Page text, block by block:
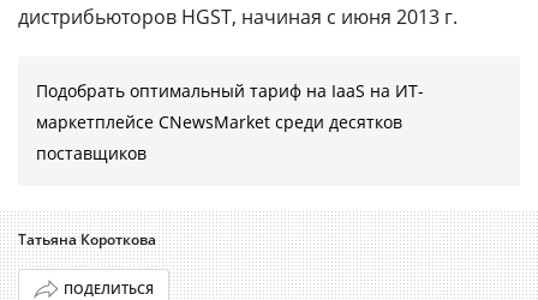
дистрибьюторов HGST, начиная с июня 2013 г.
Подобрать оптимальный тариф на IaaS на ИТ-
маркетплейсе CNewsMarket среди десятков
поставщиков
Татьяна Короткова
ПОДЕЛИТЬСЯ